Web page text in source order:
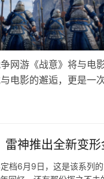
网游《战意》将与电
电影的邂逅，更是一
雷神推出全新变
档6月9日，这是该系列